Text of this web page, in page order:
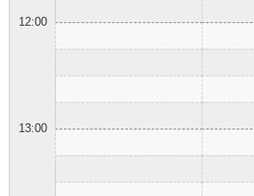
12:00
13:00